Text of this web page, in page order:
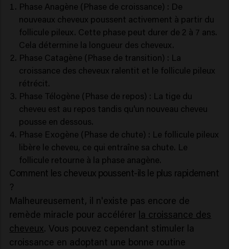
Phase Anagène (Phase de croissance) : De
nouveaux cheveux poussent activement à partir du
follicule pileux. Cette phase peut durer de 2 à 7 ans.
Cela détermine la longueur des cheveux.
Phase Catagène (Phase de transition) : La
croissance des cheveux ralentit et le follicule pileux
rétrécit.
Phase Télogène (Phase de repos) : La tige du
cheveu est au repos tandis qu'un nouveau cheveu
pousse en dessous.
Phase Exogène (Phase de chute) : Le follicule pileux
libère le cheveu, ce qui entraîne sa chute. Le
follicule retourne à la phase anagène.
Comment les cheveux poussent-ils le plus rapidement
?
Malheureusement, il n'existe pas encore de
remède miracle pour accélérer la croissance des
cheveux. Vous pouvez cependant stimuler la
croissance en adoptant une bonne routine